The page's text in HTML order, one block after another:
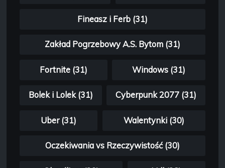
Fineasz i Ferb (31)
Zakład Pogrzebowy A.S. Bytom (31)
Fortnite (31) Windows (31)
Bolek i Lolek (31) Cyberpunk 2077 (31)
Uber (31) Walentynki (30)
Oczekiwania vs Rzeczywistość (30)